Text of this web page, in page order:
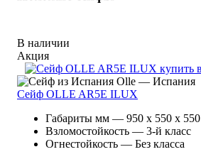
В наличии
Акция
Olle — Испания
Сейф OLLE AR5E ILUX
Габариты мм — 950 x 550 x 550
Взломостойкость — 3-й класс
Огнестойкость — Без класса